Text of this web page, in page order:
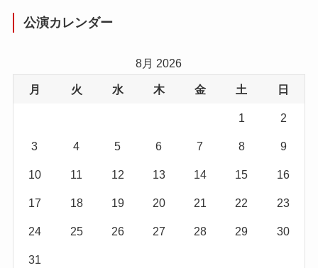
公演カレンダー
8月 2026
月 火 水 木 金 土 日
1 2
3 4 5 6 7 8 9
10 11 12 13 14 15 16
17 18 19 20 21 22 23
24 25 26 27 28 29 30
31